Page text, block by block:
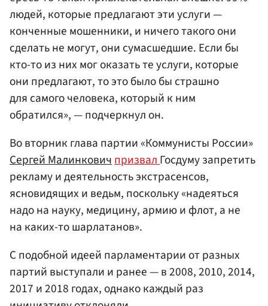
людей, которые предлагают эти услуги —
конченные мошенники, и ничего такого они
сделать не могут, они сумасшедшие. Если бы
кто-то из них мог оказать те услуги, которые
они предлагают, то это было бы страшно
для самого человека, который к ним
обратился», — подчеркнул он.
Во вторник глава партии «Коммунисты России»
Сергей МалинковичпризвалГосдуму запретить
рекламу и деятельность экстрасенсов,
ясновидящих и ведьм, поскольку «надеяться
надо на науку, медицину, армию и флот, а не
на каких-то шарлатанов».
С подобной идеей парламентарии от разных
партий выступали и ранее — в 2008, 2010, 2014,
2017 и 2018 годах, однако каждый раз